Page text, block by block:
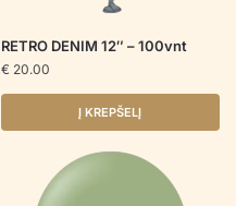
RETRO DENIM 12″ – 100vnt
€ 20.00
Į KREPŠELĮ